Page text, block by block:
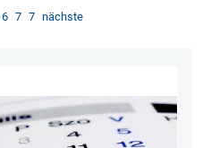
6 7 7 nächste